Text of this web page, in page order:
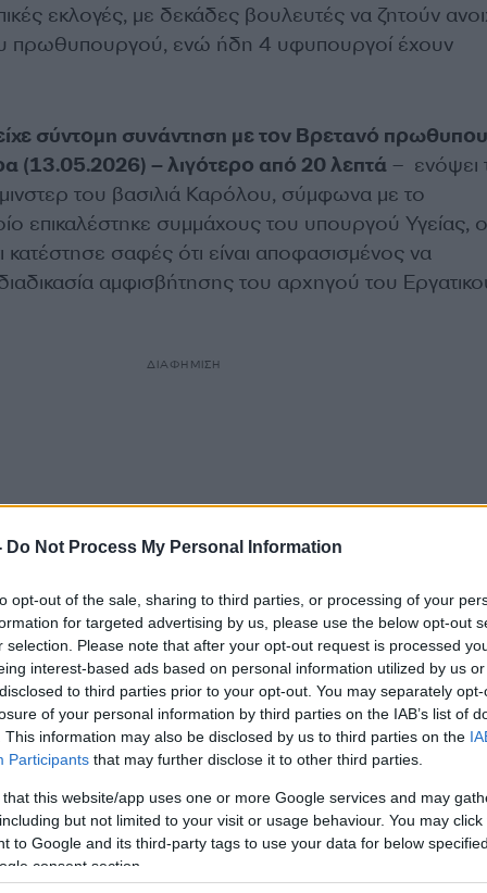
Do Not Process My Personal Information
opt-out of the sale, sharing to third parties, or processing of your
for targeted advertising by us, please use the below opt-out
selection. Please note that after your opt-out request is processed
interest-based ads based on personal information utilized by us
to third parties prior to your opt-out. You may separately
of your personal information by third parties on the IAB’s list of
This information may also be disclosed by us to third parties on the
Participants that may further disclose it to other third parties.
that this website/app uses one or more Google services and may
but not limited to your visit or usage behaviour. You may
to Google and its third-party tags to use your data for below
consent section.
εκλογές, με δεκάδες βουλευτές να ζητούν
πρωθυπουργού, ενώ ήδη 4 υφυπουργοί έχουν
σύντομη συνάντηση με τον Βρετανό
(13.05.2026) – λιγότερο από 20 λεπτά– ενόψει
του βασιλιά Καρόλου, σύμφωνα με το
επικαλέστηκε συμμάχους του υπουργού Υγείας,
κατέστησε σαφές ότι είναι αποφασισμένος να
αμφισβήτησης του αρχηγού του
ΔΙΑΦΗΜΙΣΗ
γίνει για την προετοιμασία των εγγράφων
τους βουλευτές ώστε να υποστηρίξουν μια
του κόμματος, σύμφωνα με τους Times.
Υγείας, είναι υπερήφανος για τις επιδόσεις
αναμονής και για μια ανάκαμψη του NHS
προγραμματίζει να πει τίποτα μετά τη συνάντησή